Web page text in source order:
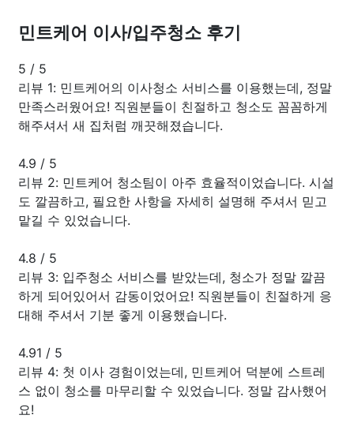
민트케어 이사/입주청소 후기
5 / 5
리뷰 1: 민트케어의 이사청소 서비스를 이용했는데, 정말
만족스러웠어요! 직원분들이 친절하고 청소도 꼼꼼하게
해주셔서 새 집처럼 깨끗해졌습니다.
4.9 / 5
리뷰 2: 민트케어 청소팀이 아주 효율적이었습니다. 시설
도 깔끔하고, 필요한 사항을 자세히 설명해 주셔서 믿고
맡길 수 있었습니다.
4.8 / 5
리뷰 3: 입주청소 서비스를 받았는데, 청소가 정말 깔끔
하게 되어있어서 감동이었어요! 직원분들이 친절하게 응
대해 주셔서 기분 좋게 이용했습니다.
4.91 / 5
리뷰 4: 첫 이사 경험이었는데, 민트케어 덕분에 스트레
스 없이 청소를 마무리할 수 있었습니다. 정말 감사했어
요!